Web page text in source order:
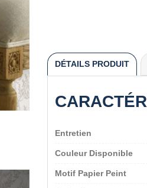
DÉTAILS PRODUIT
Entretien
Couleur Disponible
Motif Papier Peint